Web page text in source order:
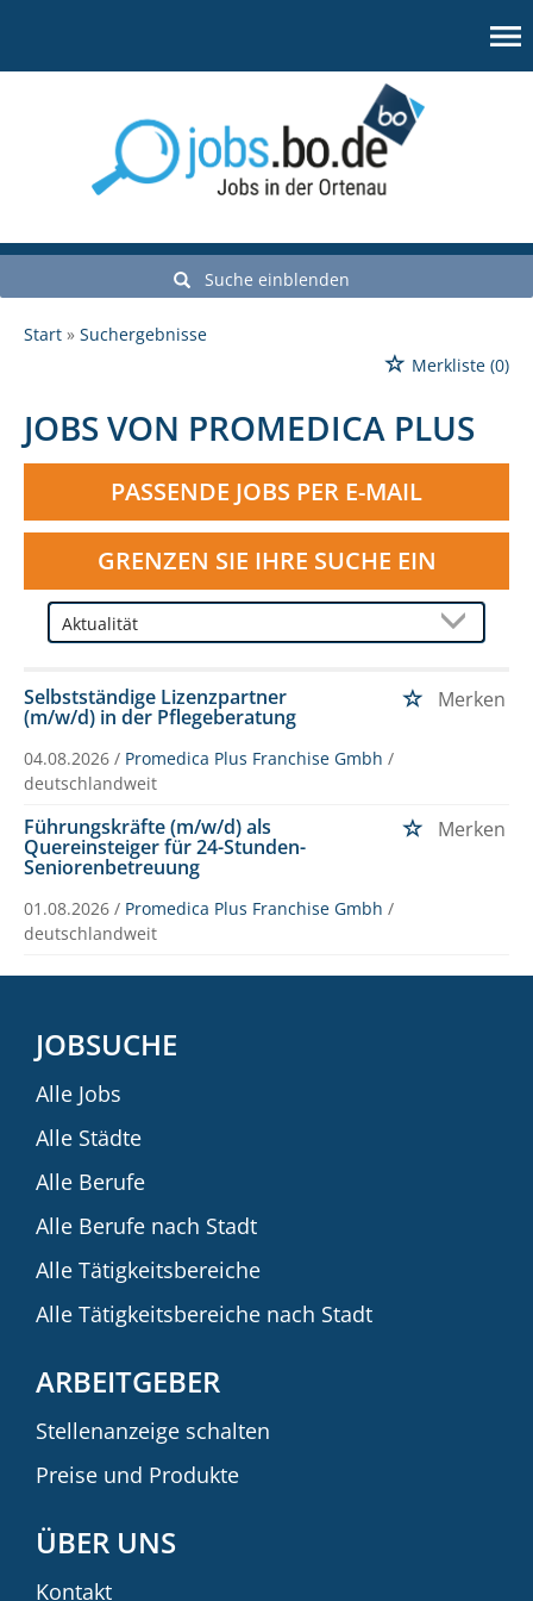
Suche einblenden
Start
Suchergebnisse
Merkliste (0)
JOBS VON PROMEDICA PLUS
PASSENDE JOBS PER E-MAIL
GRENZEN SIE IHRE SUCHE EIN
Selbstständige Lizenzpartner
(m/w/d) in der Pflegeberatung
Merken
04.08.2026 / Promedica Plus Franchise Gmbh /
deutschlandweit
Führungskräfte (m/w/d) als
Quereinsteiger für 24-Stunden-
Seniorenbetreuung
Merken
01.08.2026 / Promedica Plus Franchise Gmbh /
deutschlandweit
JOBSUCHE
Alle Jobs
Alle Städte
Alle Berufe
Alle Berufe nach Stadt
Alle Tätigkeitsbereiche
Alle Tätigkeitsbereiche nach Stadt
ARBEITGEBER
Stellenanzeige schalten
Preise und Produkte
ÜBER UNS
Kontakt